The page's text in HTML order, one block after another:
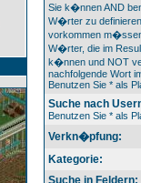
Sie k�nnen AND
W�rter zu
vorkommen
W�rter, die im
k�nnen und NOT
nachfolgende Wort
Benutzen Sie * als
Suche nach
Benutzen Sie * als
Verkn�pfung:
Kategorie:
Suche in Feldern: